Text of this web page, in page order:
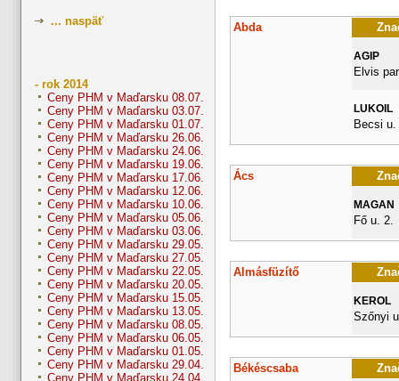
... naspäť
- rok 2014
Ceny PHM v Maďarsku 08.07.
Ceny PHM v Maďarsku 03.07.
Ceny PHM v Maďarsku 01.07.
Ceny PHM v Maďarsku 26.06.
Ceny PHM v Maďarsku 24.06.
Ceny PHM v Maďarsku 19.06.
Ceny PHM v Maďarsku 17.06.
Ceny PHM v Maďarsku 12.06.
Ceny PHM v Maďarsku 10.06.
Ceny PHM v Maďarsku 05.06.
Ceny PHM v Maďarsku 03.06.
Ceny PHM v Maďarsku 29.05.
Ceny PHM v Maďarsku 27.05.
Ceny PHM v Maďarsku 22.05.
Ceny PHM v Maďarsku 20.05.
Ceny PHM v Maďarsku 15.05.
Ceny PHM v Maďarsku 13.05.
Ceny PHM v Maďarsku 08.05.
Ceny PHM v Maďarsku 06.05.
Ceny PHM v Maďarsku 01.05.
Ceny PHM v Maďarsku 29.04.
Ceny PHM v Maďarsku 24.04.
Abda
AGIP
Elvis
LUKOIL
Becsi u.
Ács
MAGAN
Fő u. 2.
Almásfüzítő
KEROL
Szőnyi u
Békéscsaba